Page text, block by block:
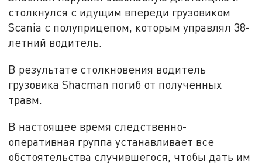
столкнулся с идущим впереди грузовиком
Scania с полуприцепом, которым управлял 38-
летний водитель.
В результате столкновения водитель
грузовика Shacman погиб от полученных
травм.
В настоящее время следственно-
оперативная группа устанавливает все
обстоятельства случившегося, чтобы дать им